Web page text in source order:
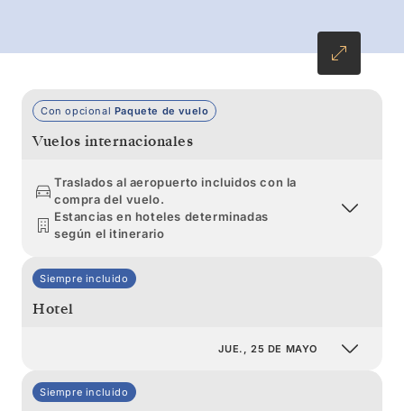
Con opcional Paquete de vuelo
Vuelos internacionales
Traslados al aeropuerto incluidos con la
compra del vuelo.
Estancias en hoteles determinadas
según el itinerario
Siempre incluido
Hotel
JUE., 25 DE MAYO
Siempre incluido